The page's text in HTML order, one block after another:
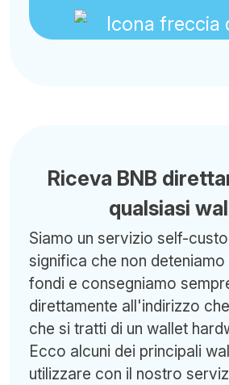
Riceva BNB
qualsiasi
Siamo un servizio self-
significa che non deteniamo
fondi e consegniamo
direttamente all'indirizzo
che si tratti di un wallet
Ecco alcuni dei principali
utilizzare con il nostro